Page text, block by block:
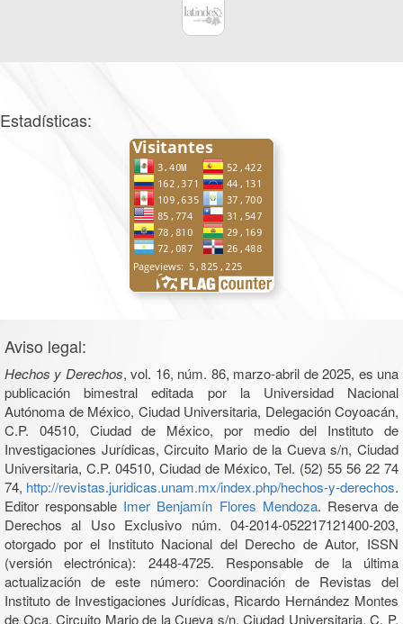
Estadísticas:
Aviso legal:
Hechos y Derechos, vol. 16, núm. 86, marzo-abril de 2025, es una
publicación bimestral editada por la Universidad Nacional
Autónoma de México, Ciudad Universitaria, Delegación Coyoacán,
C.P. 04510, Ciudad de México, por medio del Instituto de
Investigaciones Jurídicas, Circuito Mario de la Cueva s/n, Ciudad
Universitaria, C.P. 04510, Ciudad de México, Tel. (52) 55 56 22 74
74, http://revistas.juridicas.unam.mx/index.php/hechos-y-derechos.
Editor responsable Imer Benjamín Flores Mendoza. Reserva de
Derechos al Uso Exclusivo núm. 04-2014-052217121400-203,
otorgado por el Instituto Nacional del Derecho de Autor, ISSN
(versión electrónica): 2448-4725. Responsable de la última
actualización de este número: Coordinación de Revistas del
Instituto de Investigaciones Jurídicas, Ricardo Hernández Montes
de Oca, Circuito Mario de la Cueva s/n, Ciudad Universitaria, C. P.